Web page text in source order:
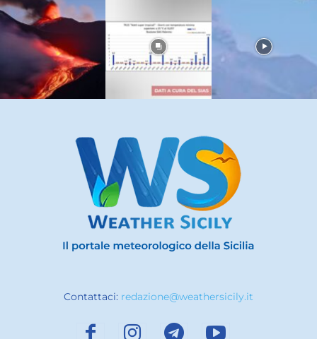
Contattaci: redazione@weathersicily.it